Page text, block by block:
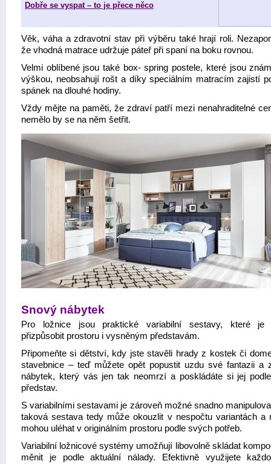
Dobře se vyspat – to je přece něco
Věk, váha a zdravotní stav při výběru také hrají roli.
že vhodná matrace udržuje páteř při spaní na boku rovnou.
Velmi oblíbené jsou také box- spring postele, které jsou
výškou, neobsahují rošt a díky speciálním matracím zajistí
spánek na dlouhé hodiny.
Vždy mějte na paměti, že zdraví patří mezi nenahraditelné
nemělo by se na něm šetřit.
Snový nábytek
Pro ložnice jsou praktické variabilní sestavy, které je
přizpůsobit prostoru i vysněným představám.
Připomeňte si dětství, kdy jste stavěli hrady z kostek či
stavebnice – teď můžete opět popustit uzdu své fantazii a
nábytek, který vás jen tak neomrzí a poskládáte si jej
představ.
S variabilními sestavami je zároveň možné snadno
taková sestava tedy může okouzlit v nespočtu variantách a
mohou uléhat v originálním prostoru podle svých potřeb.
Variabilní ložnicové systémy umožňují libovolně skládat
měnit je podle aktuální nálady. Efektivně využijete